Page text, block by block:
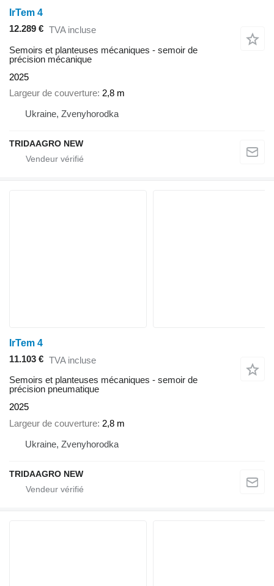
IrTem 4
12.289 € TVA incluse
Semoirs et planteuses mécaniques - semoir de
précision mécanique
2025
Largeur de couverture 2,8 m
Ukraine, Zvenyhorodka
TRIDAAGRO NEW
IrTem 4
11.103 € TVA incluse
Semoirs et planteuses mécaniques - semoir de
précision pneumatique
2025
Largeur de couverture 2,8 m
Ukraine, Zvenyhorodka
TRIDAAGRO NEW